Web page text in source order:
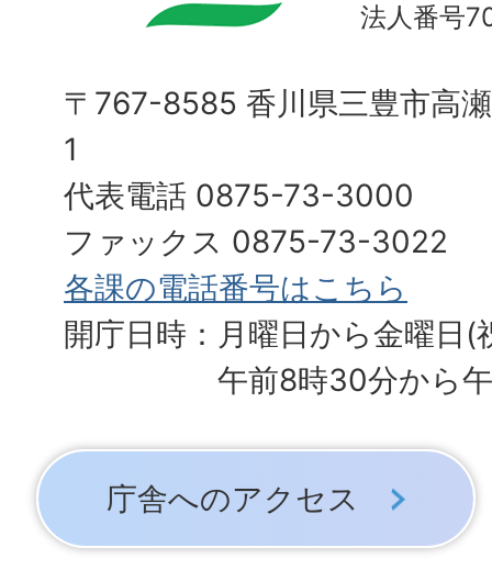
法人番号
〒767-8585 香川県三豊市高
1
代表電話 0875-73-3000
ファックス 0875-73-3022
各課の電話番号はこちら
開庁日時：月曜日から金曜日(
午前8時30分から
庁舎へのアクセス